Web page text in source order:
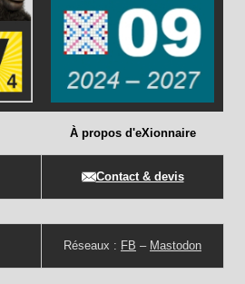
À propos d'eXionnaire
Contact & devis
Réseaux : FB – Mastodon